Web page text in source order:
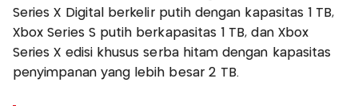
Series X Digital berkelir putih dengan kapasitas 1 TB,
Xbox Series S putih berkapasitas 1 TB, dan Xbox
Series X edisi khusus serba hitam dengan kapasitas
penyimpanan yang lebih besar 2 TB.